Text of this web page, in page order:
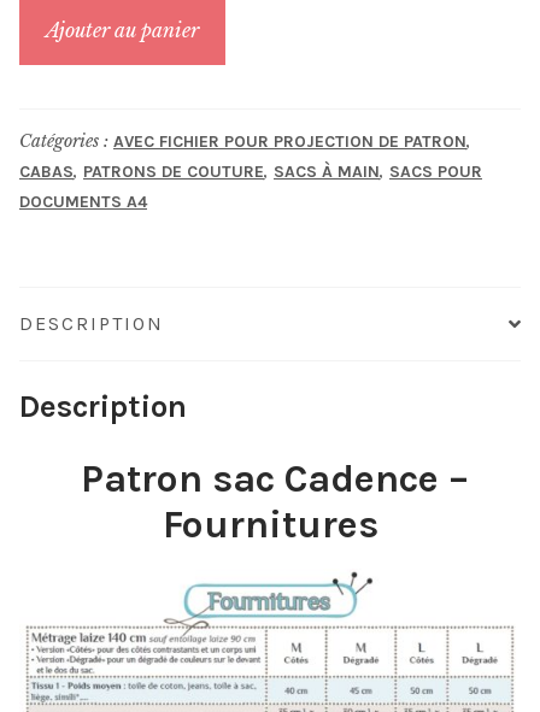
Ajouter au panier
Catégories : AVEC FICHIER POUR PROJECTION DE PATRON,
CABAS, PATRONS DE COUTURE, SACS À MAIN, SACS POUR
DOCUMENTS A4
DESCRIPTION
Description
Patron sac Cadence –
Fournitures